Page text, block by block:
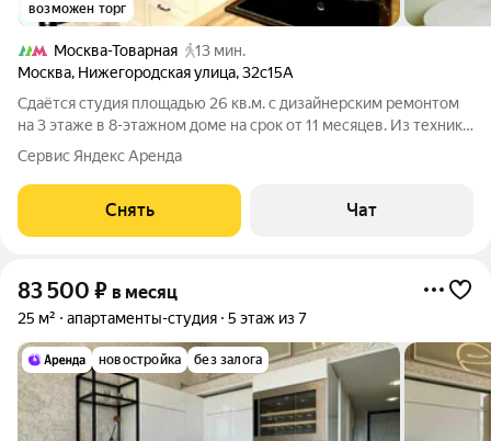
возможен торг
Москва-Товарная
13 мин.
Москва, Нижегородская улица,32с15А
Сдаётся студия площадью 26 кв.м. с дизайнерским ремонтом
на 3 этаже в 8-этажном доме на срок от 11 месяцев. Из техники
есть: Телевизор Стиральная машина Холодильник
Кондиционер Микроволновка Дом - монолитный. Есть
консьерж. В подъезде 2 лифта -
Сервис Яндекс Аренда
Снять Чат
83 500 ₽ в месяц
25 м² апартаменты-студия 5 этаж из 7
новостройка без залога